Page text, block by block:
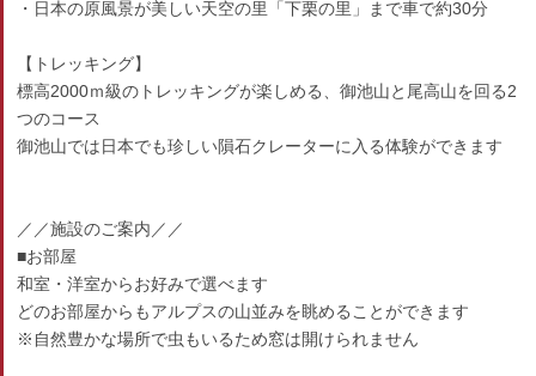
・日本の原風景が美しい天空の里「下栗の里」まで車で約30分
【トレッキング】
標高2000ｍ級のトレッキングが楽しめる、御池山と尾高山を回る2
つのコース
御池山では日本でも珍しい隕石クレーターに入る体験ができます
／／施設のご案内／／
■お部屋
和室・洋室からお好みで選べます
どのお部屋からもアルプスの山並みを眺めることができます
※自然豊かな場所で虫もいるため窓は開けられません